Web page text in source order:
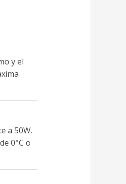
y el
a 50W.
0°C o